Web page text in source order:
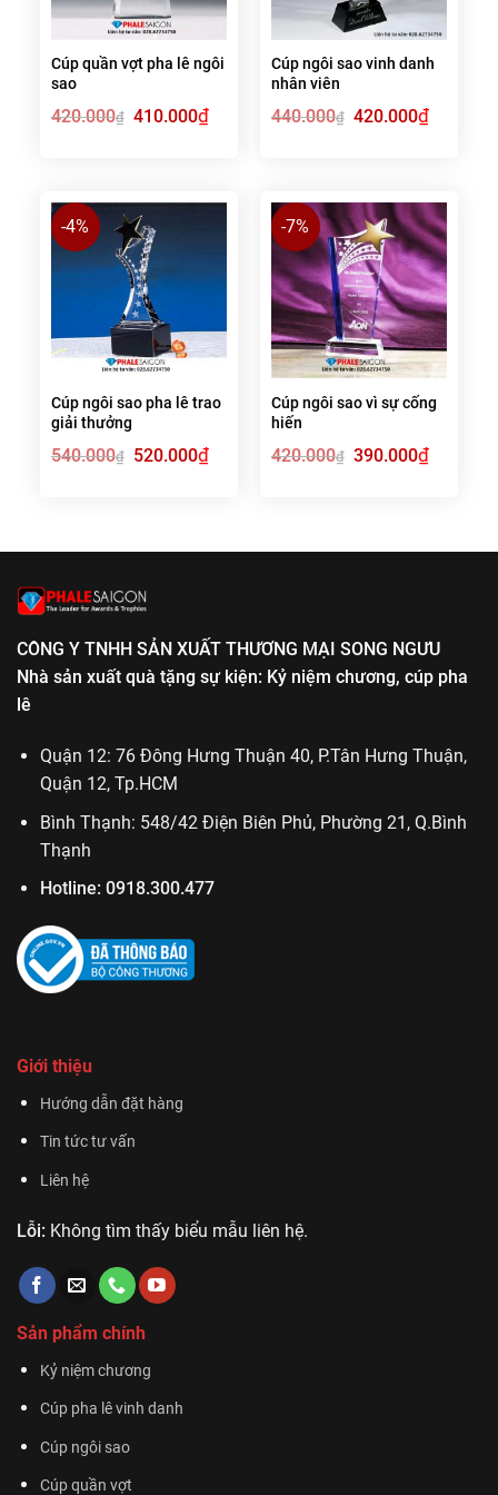
Cúp quần vợt pha lê ngôi
sao
420.000₫ Giá
gốc
410.000₫Giá
hiện
Cúp ngôi sao vinh danh
nhân viên
440.000₫ Giá
gốc
420.000₫Giá
hiện
-4%
Cúp ngôi sao pha lê trao
giải thưởng
540.000₫
Giá
gốc
520.000₫Giá
hiện
-7%
Cúp ngôi sao vì sự cống
hiến
420.000₫ Giá
gốc
390.000₫Giá
hiện
CÔNG Y TNHH SẢN XUẤT THƯƠNG MẠI SONG NGƯU
Nhà sản xuất quà tặng sự kiện: Kỷ niệm chương, cúp pha
lê
Quận 12: 76 Đông Hưng Thuận 40, P.Tân Hưng Thuận,
Quận 12, Tp.HCM
Bình Thạnh: 548/42 Điện Biên Phủ, Phường 21, Q.Bình
Thạnh
Hotline: 0918.300.477
Giới thiệu
Hướng dẫn đặt hàng
Tin tức tư vấn
Liên hệ
Lỗi: Không tìm thấy biểu mẫu liên hệ.
Sản phẩm chính
Kỷ niệm chương
Cúp pha lê vinh danh
Cúp ngôi sao
Cúp quần vợt